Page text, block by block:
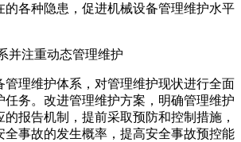
的各种隐患，促进机械设备管理维护水平
并注重动态管理维护
管理维护体系，对管理维护现状进行全面
任务。改进管理维护方案，明确管理维护
报告机制，提前采取预防和控制措施，
全事故的发生概率，提高安全事故预控能